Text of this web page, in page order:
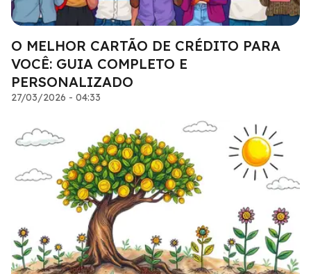
O MELHOR CARTÃO DE CRÉDITO PARA
VOCÊ: GUIA COMPLETO E
PERSONALIZADO
27/03/2026 - 04:33